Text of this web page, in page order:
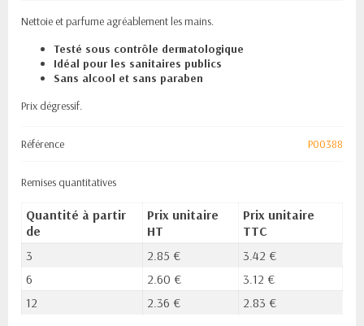
Nettoie et parfume agréablement les mains.
Testé sous contrôle dermatologique
Idéal pour les sanitaires publics
Sans alcool et sans paraben
Prix dégressif.
Référence P00388
Remises quantitatives
Quantité à partir
de
Prix unitaire
HT
Prix unitaire
TTC
3
2.85 €
3.42 €
6
2.60 €
3.12 €
12
2.36 € 2.83 €